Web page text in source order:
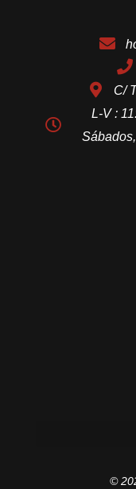
C/
L-V :
©